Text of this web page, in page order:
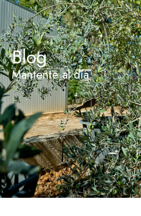
Blog
Mantente al día